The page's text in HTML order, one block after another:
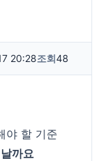
20:28조회48
야 할 기준
까요